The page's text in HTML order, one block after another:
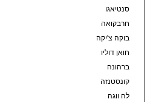
סנטיאגו
חרבקואה
בוקה צ'יקה
חואן דוליו
ברהונה
קונסטנזה
לה ווגה